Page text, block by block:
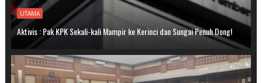
UTAMA
Aktivis : Pak KPK Sekali-kali Mampir ke Kerinci dan Sungai Penuh Dong!